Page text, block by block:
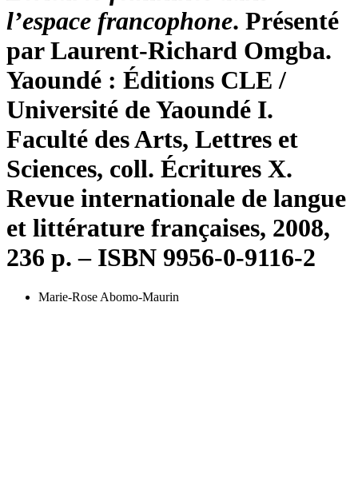
l’espace francophone. Présenté
par Laurent-Richard Omgba.
Yaoundé : Éditions CLE /
Université de Yaoundé I.
Faculté des Arts, Lettres et
Sciences, coll. Écritures X.
Revue internationale de langue
et littérature françaises, 2008,
236 p. – ISBN 9956-0-9116-2
Marie-Rose Abomo-Maurin